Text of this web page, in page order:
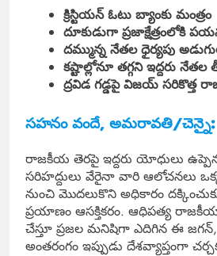
క్రిస్టియన్ ఓటు బ్యాంకు మంత్రం
దూకుడుగా ప్రజాక్షేత్రంలోకి
దమ్మున్న నేతల ధైర్యపు
కష్టాల్లోనూ తగ్గని ఇద్దరు నేతల
ద్రవిడ గడ్డపై విజయ్ సరికొత్త
సహనం వందే, అమరావతి/చెన్నై:
రాజకీయ తెరపై ఇద్దరు యోధులు
సరిహద్దులు వేరైనా వారి ఆలోచనలు
నుంచి మొదలుకొని అధికారం
ప్రయాణం ఆసక్తికరం. ఆధిపత్య
చేస్తూ ప్రజల మనిషిగా ఎదిగిన ఈ
అంతరంగం ఇప్పుడు దేశవ్యాప్తంగా